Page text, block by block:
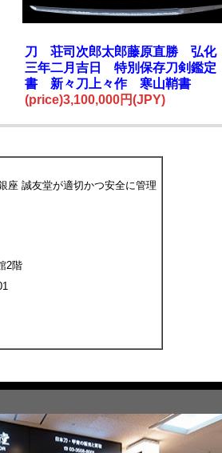
刀 荘司次郎太郎藤原直勝 弘化
三年二月吉日 特別保存刀剣鑑定
書 新々刀上々作 寒山鞘書
(price)3,100,000円(JPY)
座 誠友堂が適切かつ安全に管理
2階